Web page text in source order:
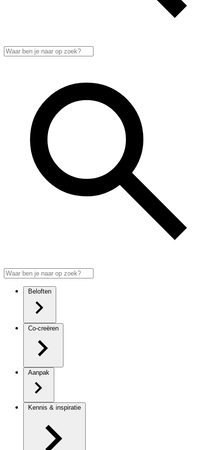
Beloften
Co-creëren
Aanpak
Kennis & inspiratie